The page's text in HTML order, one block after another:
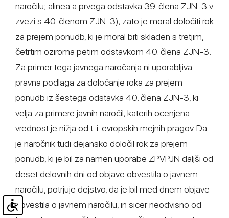
naročilu; alinea a prvega odstavka 39. člena ZJN-3 v
zvezi s 40. členom ZJN-3), zato je moral določiti rok
za prejem ponudb, ki je moral biti skladen s tretjim,
četrtim oziroma petim odstavkom 40. člena ZJN-3.
Za primer tega javnega naročanja ni uporabljiva
pravna podlaga za določanje roka za prejem
ponudb iz šestega odstavka 40. člena ZJN-3, ki
velja za primere javnih naročil, katerih ocenjena
vrednost je nižja od t. i. evropskih mejnih pragov. Da
je naročnik tudi dejansko določil rok za prejem
ponudb, ki je bil za namen uporabe ZPVPJN daljši od
deset delovnih dni od objave obvestila o javnem
naročilu, potrjuje dejstvo, da je bil med dnem objave
obvestila o javnem naročilu, in sicer neodvisno od